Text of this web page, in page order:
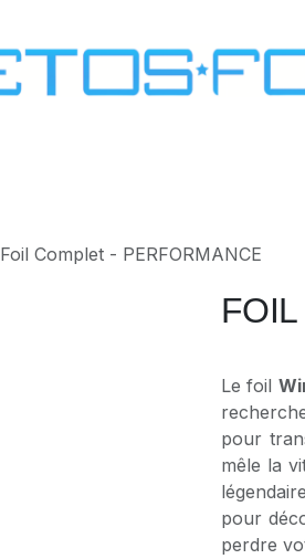
Foil Complet - PERFORMANCE
Le foil
pour
mêle la
pour
perdre